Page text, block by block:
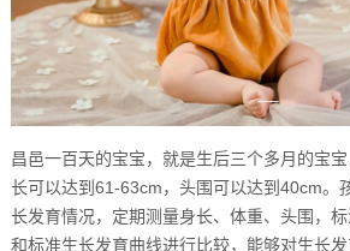
昌邑一百天的宝宝，就是生后三个多月的宝
长可以达到61-63cm，头围可以达到40cm。
长发育情况，定期测量身长、体重、头围，标
和标准生长发育曲线进行比较，能够对生长发